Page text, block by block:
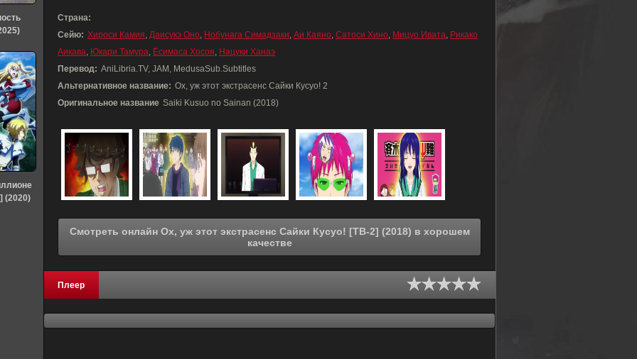
Страна:
Сейю: Хироси Камия, Даисукэ Оно, Нобунага Симадзаки, Аи Каяно, Сатоси Хино, Мицуо Ивата, Рикако
Аикава, Юкари Тамура, Ёсимаса Хосоя, Нацуки Ханаэ
Перевод: AniLibria.TV, JAM, MedusaSub.Subtitles
Альтернативное название: Ох, уж этот экстрасенс Сайки Кусуо! 2
Оригинальное название Saiki Kusuo no Sainan (2018)
Смотреть онлайн Ох, уж этот экстрасенс Сайки Кусуо! [ТВ-2] (2018) в хорошем
качестве
Плеер
(2020)